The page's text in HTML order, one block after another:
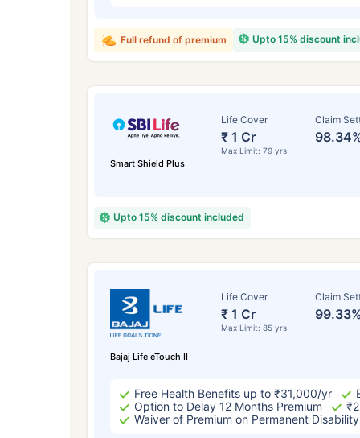
Upto 15% discount
Full refund of premium
Smart Shield Plus
Life Cover
₹ 1 Cr
Max Limit: 79 yrs
Claim
Upto 15% discount included
Bajaj Life eTouch II
Life Cover
₹ 1 Cr
Max Limit: 85 yrs
Claim
Free Health Benefits up to ₹31,000/yr
Option to Delay 12 Months Premium
Waiver of Premium on Permanent Disability